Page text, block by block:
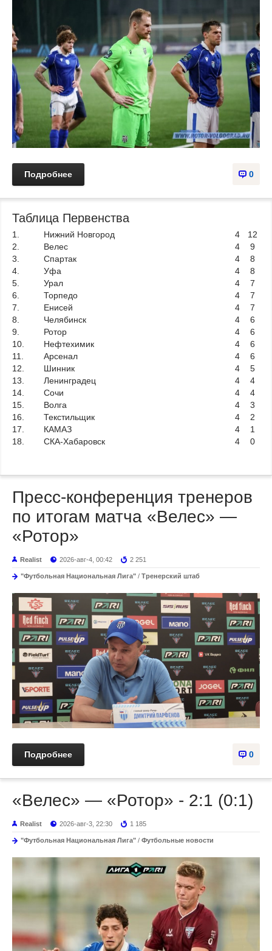
0
Подробнее
Таблица Первенства
1. Нижний Новгород 4
12
2.
Велес 4
9
3.
Спартак 4
8
4.
Уфа 4
8
5.
Урал 4
7
6.
Торпедо 4
7
7.
Енисей 4
7
8.
Челябинск 4
6
9.
Ротор 4
6
10.
Нефтехимик 4
6
11.
Арсенал 4
6
12.
Шинник 4
5
13.
Ленинградец 4
4
14.
Сочи 4
4
15.
Волга 4
3
16.
Текстильщик 4
2
17.
КАМАЗ 4
1
18.
СКА-Хабаровск 4 0
Пресс-конференция тренеров
по итогам матча «Велес» —
«Ротор»
Realist 2026-авг-4, 00:42 2 251
"Футбольная Национальная Лига" / Тренерский штаб
0
Подробнее
«Велес» — «Ротор» - 2:1 (0:1)
Realist 2026-авг-3, 22:30 1 185
"Футбольная Национальная Лига" / Футбольные новости